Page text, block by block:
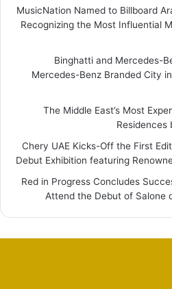
MusicNation Named to Billboard
Recognizing the Most Influential
Binghatti and Mercedes-
Mercedes-Benz Branded City
The Middle East’s Most
Residences
Chery UAE Kicks-Off the First
Debut Exhibition featuring
Red in Progress Concludes
Attend the Debut of Salone